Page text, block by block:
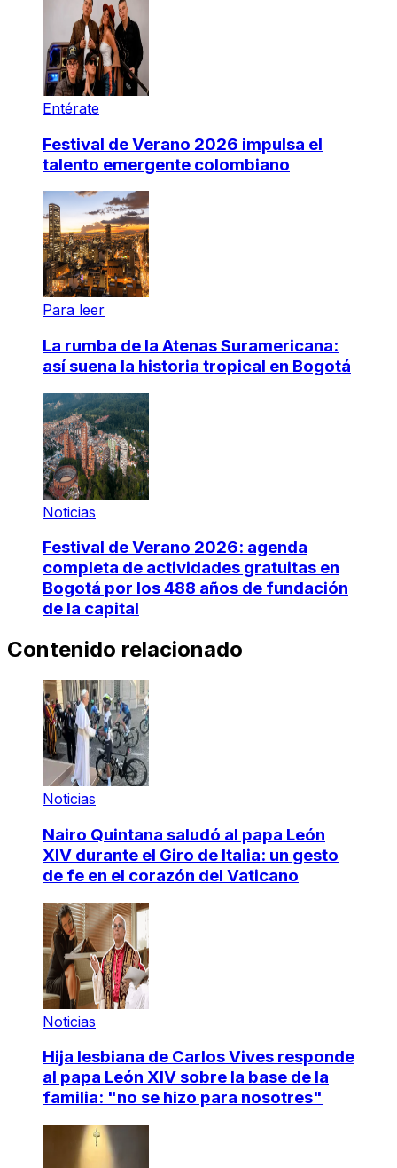
Entérate
Festival de Verano 2026 impulsa el
talento emergente colombiano
Para leer
La rumba de la Atenas Suramericana:
así suena la historia tropical en Bogotá
Noticias
Festival de Verano 2026: agenda
completa de actividades gratuitas en
Bogotá por los 488 años de fundación
de la capital
Contenido relacionado
Noticias
Nairo Quintana saludó al papa León
XIV durante el Giro de Italia: un gesto
de fe en el corazón del Vaticano
Noticias
Hija lesbiana de Carlos Vives responde
al papa León XIV sobre la base de la
familia: "no se hizo para nosotres"